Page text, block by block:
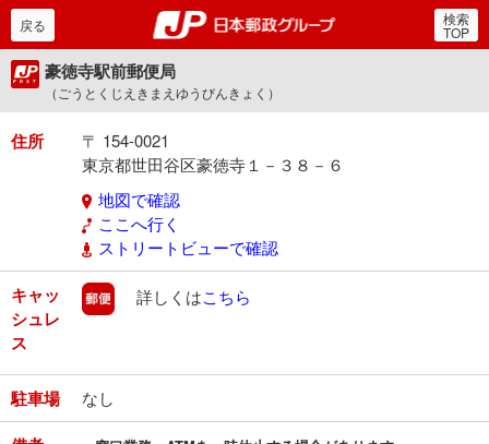
郵便局・日本郵政グルー
戻る 検索
TOP
豪徳寺駅前郵便局
（ごうとくじえきまえゆうびんきょく）
住所
〒 154-0021
東京都世田谷区豪徳寺１－３８－６
地図で確認
ここへ行く
ストリートビューで確認
キャッ
シュレ
ス
郵便
詳しくはこちら
駐車場 なし